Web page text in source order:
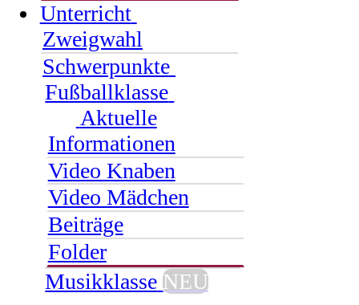
Unterricht
Zweigwahl
Schwerpunkte
Fußballklasse
Aktuelle
Informationen
Video Knaben
Video Mädchen
Beiträge
Folder
Musikklasse NEU